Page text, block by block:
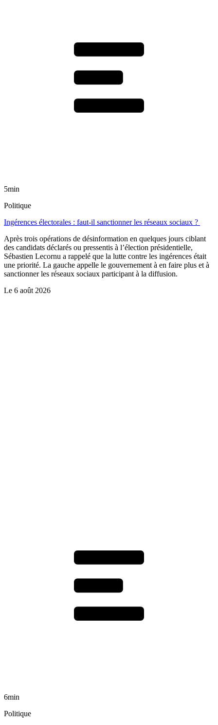
5min
Politique
Ingérences électorales : faut-il sanctionner les réseaux sociaux ?
Après trois opérations de désinformation en quelques jours ciblant
des candidats déclarés ou pressentis à l’élection présidentielle,
Sébastien Lecornu a rappelé que la lutte contre les ingérences était
une priorité. La gauche appelle le gouvernement à en faire plus et à
sanctionner les réseaux sociaux participant à la diffusion.
Le 6 août 2026
6min
Politique